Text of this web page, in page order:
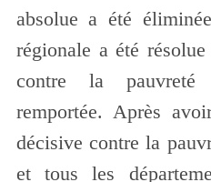
absolue a été
régionale a été
contre la
remportée. Après
décisive contre la
et tous les